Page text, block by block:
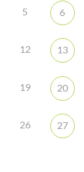
5 6
12 13
19 20
26 27